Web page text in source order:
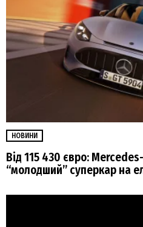
НОВИНИ
Від 115 430 євро:
“молодший” суперкар на